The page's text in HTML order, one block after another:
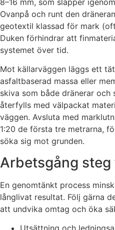
Ovanpå och runt den
geotextil klassad för mark
Duken förhindrar att
systemet över tid.
Mot källarväggen läggs ett
asfaltbaserad massa eller
skiva som både dränerar och
återfylls med välpackat
väggen. Avsluta med
1:20 de första tre metrarna,
söka sig mot grunden.
Arbetsgång steg
En genomtänkt process
långlivat resultat. Följ gärna
att undvika omtag och öka